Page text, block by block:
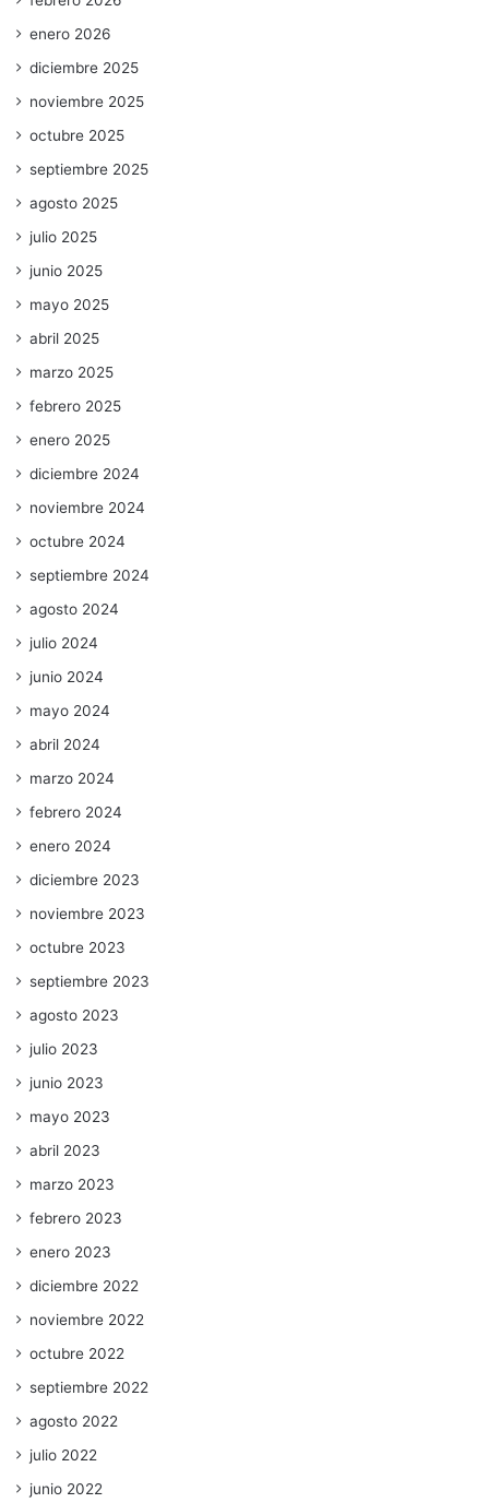
enero 2026
diciembre 2025
noviembre 2025
octubre 2025
septiembre 2025
agosto 2025
julio 2025
junio 2025
mayo 2025
abril 2025
marzo 2025
febrero 2025
enero 2025
diciembre 2024
noviembre 2024
octubre 2024
septiembre 2024
agosto 2024
julio 2024
junio 2024
mayo 2024
abril 2024
marzo 2024
febrero 2024
enero 2024
diciembre 2023
noviembre 2023
octubre 2023
septiembre 2023
agosto 2023
julio 2023
junio 2023
mayo 2023
abril 2023
marzo 2023
febrero 2023
enero 2023
diciembre 2022
noviembre 2022
octubre 2022
septiembre 2022
agosto 2022
julio 2022
junio 2022